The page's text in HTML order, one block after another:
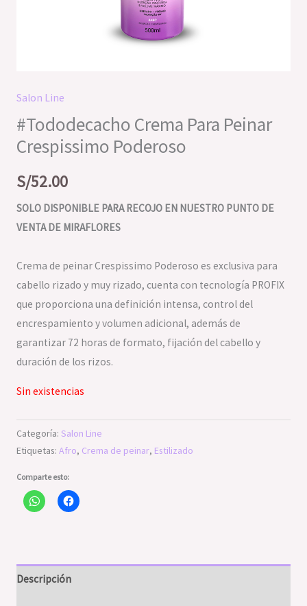
Salon Line
#Tododecacho Crema Para Peinar
Crespissimo Poderoso
S/52.00
SOLO DISPONIBLE PARA RECOJO EN NUESTRO PUNTO DE
VENTA DE MIRAFLORES
Crema de peinar Crespissimo Poderoso es exclusiva para
cabello rizado y muy rizado, cuenta con tecnología PROFIX
que proporciona una definición intensa, control del
encrespamiento y volumen adicional, además de
garantizar 72 horas de formato, fijación del cabello y
duración de los rizos.
Sin existencias
Categoría: Salon Line
Etiquetas: Afro, Crema de peinar, Estilizado
Comparte esto:
Descripción